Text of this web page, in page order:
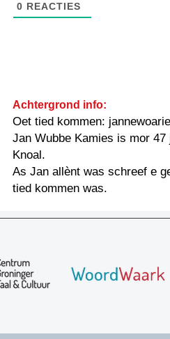
0 REACTIES
Achtergrond info:
Oet tied kommen:
Jan Wubbe Kamies is mor
Knoal.
As Jan allènt was schreef e
tied kommen was.